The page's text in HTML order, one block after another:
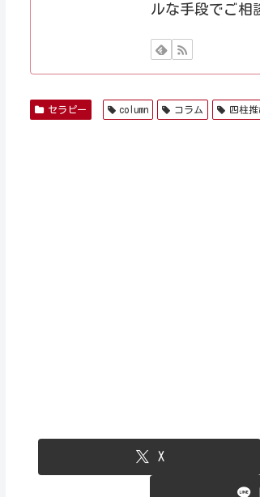
ルな手段でご相
セラピー column コラム 四柱推
X